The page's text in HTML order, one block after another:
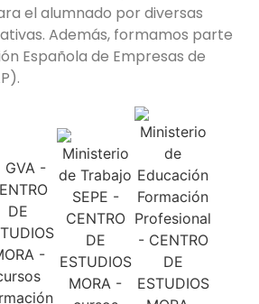
el alumnado por diversas
Además, formamos parte
Española de Empresas de